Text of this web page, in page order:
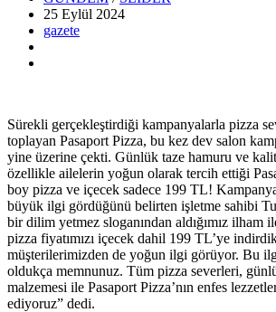
25 Eylül 2024
gazete
Sürekli gerçekleştirdiği kampanyalarla pizza
toplayan Pasaport Pizza, bu kez dev salon
yine üzerine çekti. Günlük taze hamuru ve
özellikle ailelerin yoğun olarak tercih ettiği
boy pizza ve içecek sadece 199 TL!
büyük ilgi gördüğünü belirten işletme sahibi
bir dilim yetmez sloganından aldığımız ilham
pizza fiyatımızı içecek dahil 199 TL’ye
müşterilerimizden de yoğun ilgi görüyor. Bu
oldukça memnunuz. Tüm pizza severleri,
malzemesi ile Pasaport Pizza’nın enfes
ediyoruz” dedi.